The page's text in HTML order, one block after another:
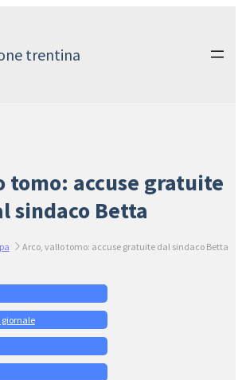
trentina
tomo: accuse gratuite
sindaco Betta
Arco, vallo tomo: accuse gratuite dal sindaco Betta